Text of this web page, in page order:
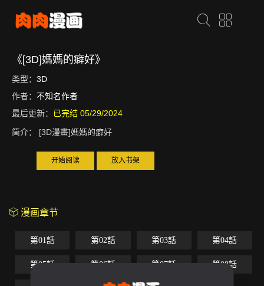
《[3D]媽媽的癖好》
类型： 3D
作者： 不知名作者
最后更新： 已完结 05/29/2024
简介：
[3D漫畫]媽媽的癖好
开始阅读 放入书架
漫画章节
第01話 第02話 第03話 第04話
第05話 第06話 第07話 第08話